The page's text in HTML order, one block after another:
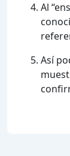
Al
Así